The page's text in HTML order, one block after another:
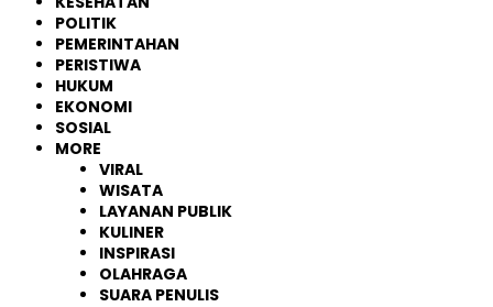
POLITIK
PEMERINTAHAN
PERISTIWA
HUKUM
EKONOMI
SOSIAL
MORE
VIRAL
WISATA
LAYANAN PUBLIK
KULINER
INSPIRASI
OLAHRAGA
SUARA PENULIS